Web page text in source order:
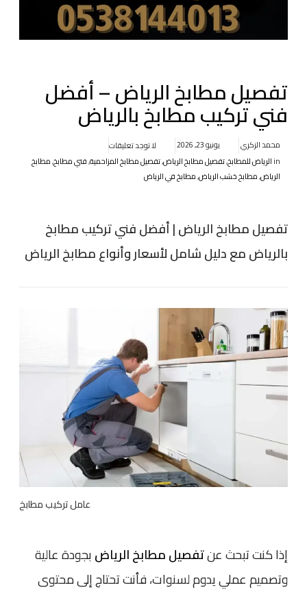
تفصيل مطابخ الرياض – أفضل
فني تركيب مطابخ بالرياض
محمد الزكري يونيو 23, 2026
لا توجد تعليقات
in الرياض للمطابخ,تفصيل مطابخ الرياض,تفصيل مطابخ المزاحمية,فني مطابخ,مطابخ
الرياض,مطابخ خشب الرياض,مطابخ في الرياض
تفصيل مطابخ الرياض | أفضل فني تركيب مطابخ
بالرياض مع دليل شامل لأسعار وأنواع مطابخ الرياض
عامل تركيب مطابخ
إذا كنت تبحث عنتفصيل مطابخ الرياضبجودة عالية
وتصميم عملي يدوم لسنوات، فأنت تحتاج إلى محتوى